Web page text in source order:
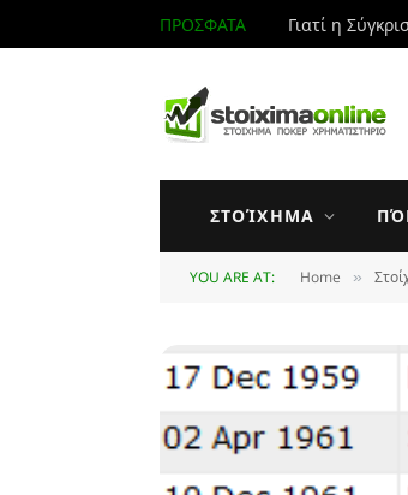
ΠΡΟΣΦΑΤΑ Γιατί η
ΣΤΟΊΧΗΜΑ
YOU ARE AT: Home »